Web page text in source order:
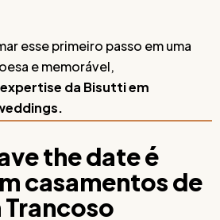
esse primeiro passo em uma
e memorável,
da Bisutti em
the date é
casamentos de